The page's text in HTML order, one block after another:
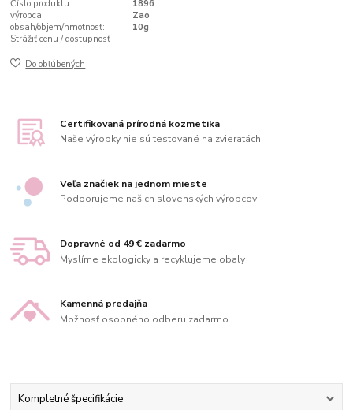
Číslo produktu:
1896
výrobca:
Zao
obsah/objem/hmotnosť:
10g
Strážiť cenu / dostupnosť
Do obľúbených
Certifikovaná prírodná kozmetika
Naše výrobky nie sú testované na zvieratách
Veľa značiek na jednom mieste
Podporujeme našich slovenských výrobcov
Dopravné od 49 € zadarmo
Myslíme ekologicky a recyklujeme obaly
Kamenná predajňa
Možnosť osobného odberu zadarmo
Kompletné špecifikácie